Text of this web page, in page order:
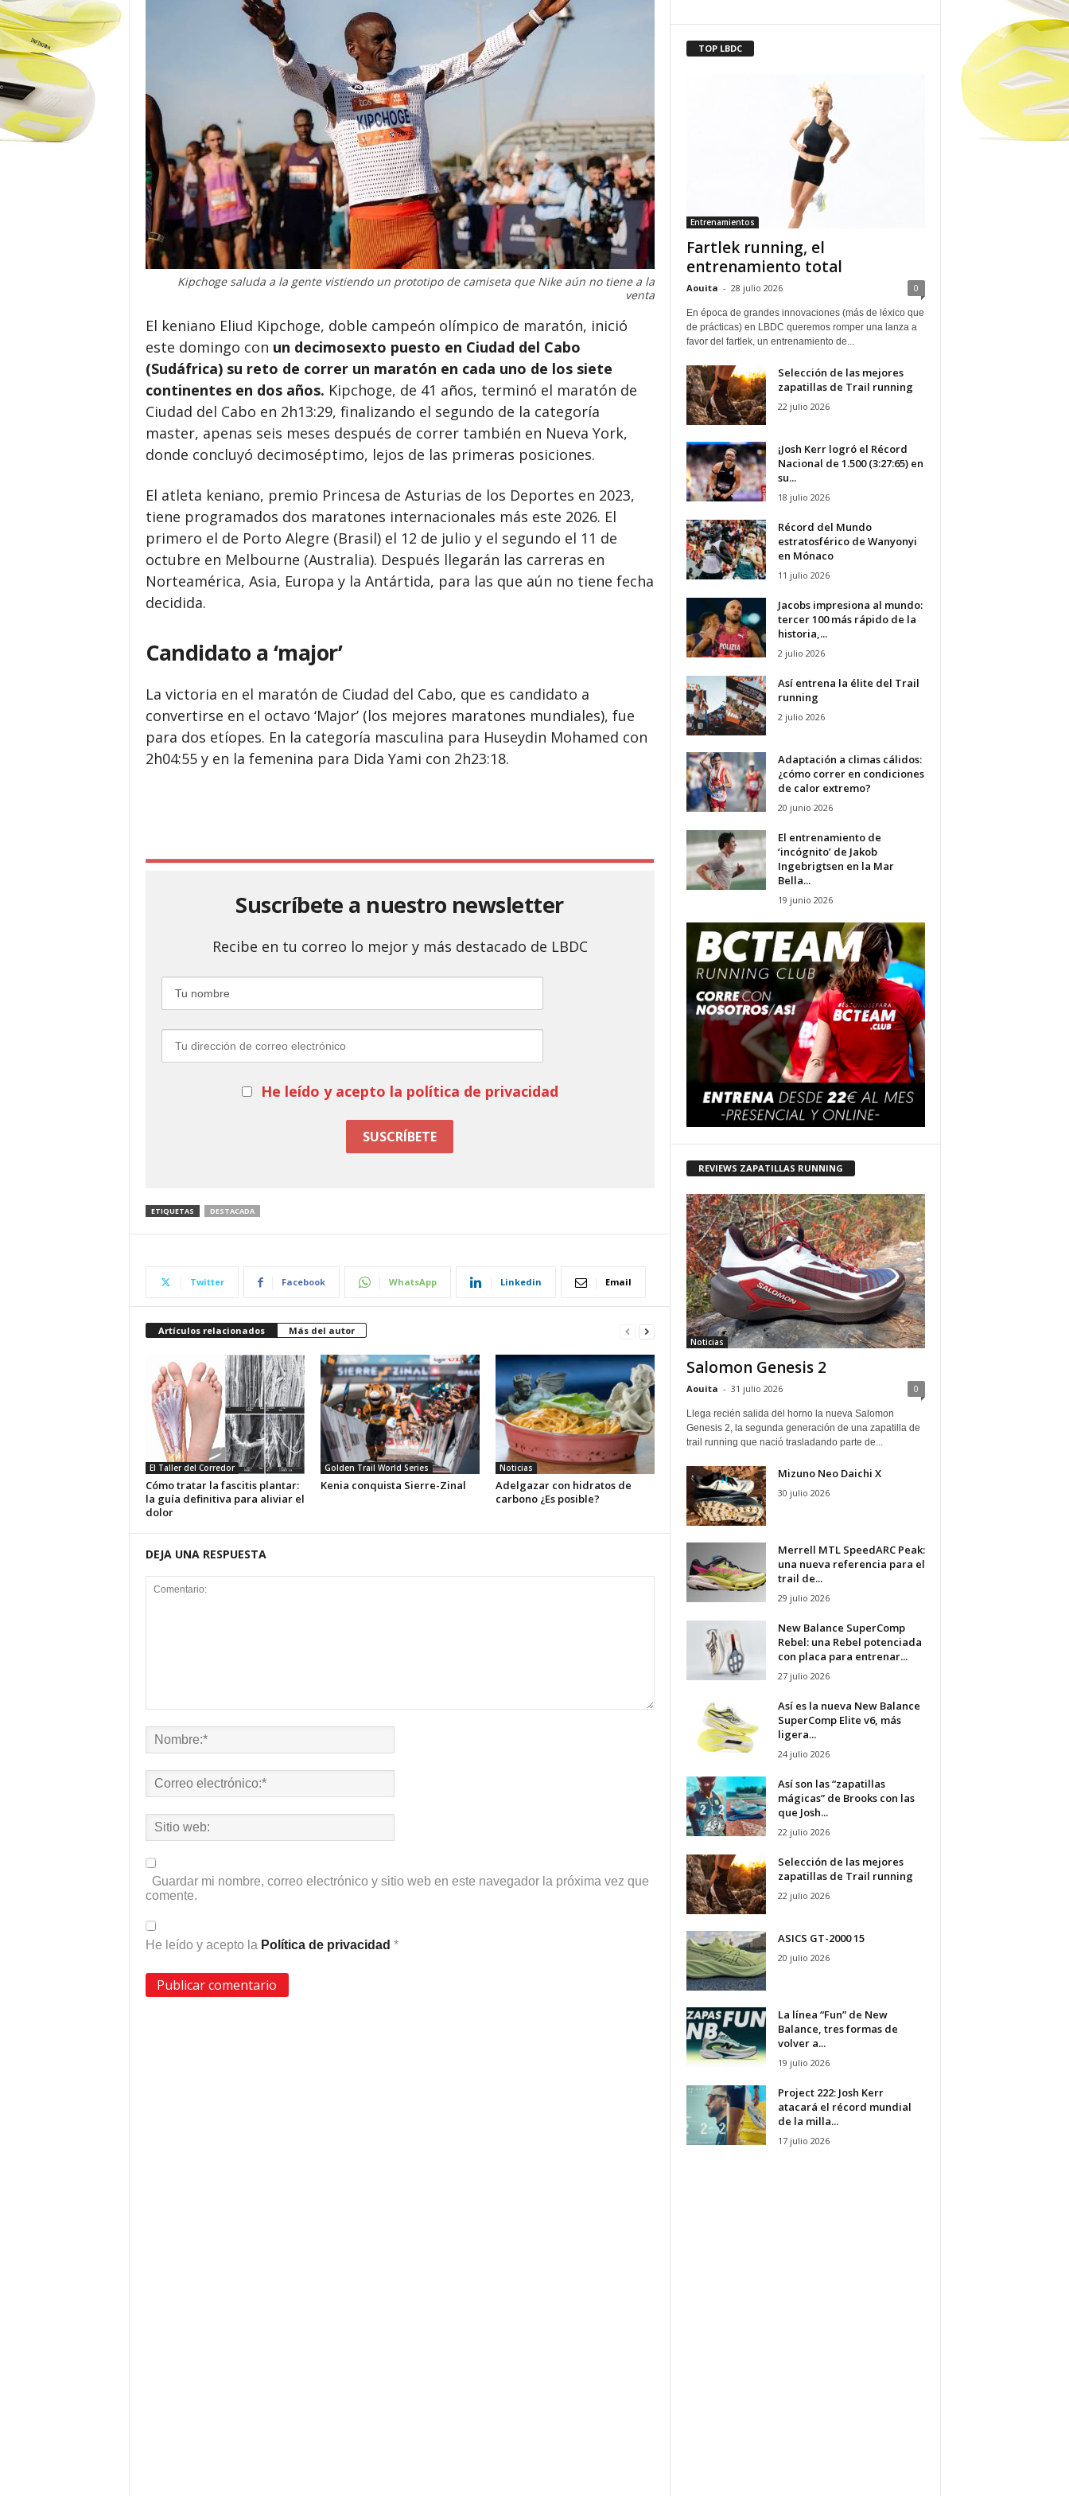
Kipchoge saluda a la gente vistiendo un prototipo de camiseta que Nike aún no tiene a la
venta
El keniano Eliud Kipchoge, doble campeón olímpico de maratón, inició
este domingo con un decimosexto puesto en Ciudad del Cabo
(Sudáfrica) su reto de correr un maratón en cada uno de los siete
continentes en dos años. Kipchoge, de 41 años, terminó el maratón de
Ciudad del Cabo en 2h13:29, finalizando el segundo de la categoría
master, apenas seis meses después de correr también en Nueva York,
donde concluyó decimoséptimo, lejos de las primeras posiciones.
El atleta keniano, premio Princesa de Asturias de los Deportes en 2023,
tiene programados dos maratones internacionales más este 2026. El
primero el de Porto Alegre (Brasil) el 12 de julio y el segundo el 11 de
octubre en Melbourne (Australia). Después llegarán las carreras en
Norteamérica, Asia, Europa y la Antártida, para las que aún no tiene fecha
decidida.
Candidato a ‘major’
La victoria en el maratón de Ciudad del Cabo, que es candidato a
convertirse en el octavo ‘Major’ (los mejores maratones mundiales), fue
para dos etíopes. En la categoría masculina para Huseydin Mohamed con
2h04:55 y en la femenina para Dida Yami con 2h23:18.
Suscríbete a nuestro newsletter
Recibe en tu correo lo mejor y más destacado de LBDC
He leído y acepto la política de privacidad
ETIQUETAS DESTACADA
Twitter Facebook WhatsApp Linkedin Email
Artículos relacionados Más del autor
El Taller del Corredor
Cómo tratar la fascitis plantar:
la guía definitiva para aliviar el
dolor
Golden Trail World Series
Kenia conquista Sierre-Zinal
Noticias
Adelgazar con hidratos de
carbono ¿Es posible?
DEJA UNA RESPUESTA
Guardar mi nombre, correo electrónico y sitio web en este navegador la próxima vez que
comente.
He leído y acepto la Política de privacidad *
TOP LBDC
Entrenamientos
Fartlek running, el
entrenamiento total
Aouita - 28 julio 2026 0
En época de grandes innovaciones (más de léxico que
de prácticas) en LBDC queremos romper una lanza a
favor del fartlek, un entrenamiento de...
Selección de las mejores
zapatillas de Trail running
22 julio 2026
¡Josh Kerr logró el Récord
Nacional de 1.500 (3:27:65) en
su...
18 julio 2026
Récord del Mundo
estratosférico de Wanyonyi
en Mónaco
11 julio 2026
Jacobs impresiona al mundo:
tercer 100 más rápido de la
historia,...
2 julio 2026
Así entrena la élite del Trail
running
2 julio 2026
Adaptación a climas cálidos:
¿cómo correr en condiciones
de calor extremo?
20 junio 2026
El entrenamiento de
‘incógnito’ de Jakob
Ingebrigtsen en la Mar
Bella...
19 junio 2026
REVIEWS ZAPATILLAS RUNNING
Noticias
Salomon Genesis 2
Aouita - 31 julio 2026 0
Llega recién salida del horno la nueva Salomon
Genesis 2, la segunda generación de una zapatilla de
trail running que nació trasladando parte de...
Mizuno Neo Daichi X
30 julio 2026
Merrell MTL SpeedARC Peak:
una nueva referencia para el
trail de...
29 julio 2026
New Balance SuperComp
Rebel: una Rebel potenciada
con placa para entrenar...
27 julio 2026
Así es la nueva New Balance
SuperComp Elite v6, más
ligera...
24 julio 2026
Así son las “zapatillas
mágicas” de Brooks con las
que Josh...
22 julio 2026
Selección de las mejores
zapatillas de Trail running
22 julio 2026
ASICS GT-2000 15
20 julio 2026
La línea “Fun” de New
Balance, tres formas de
volver a...
19 julio 2026
Project 222: Josh Kerr
atacará el récord mundial
de la milla...
17 julio 2026